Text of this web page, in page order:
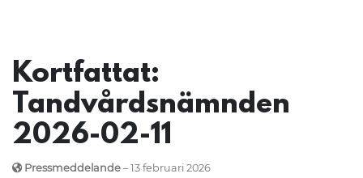
Kortfattat:
Tandvårdsnämnden
2026-02-11
Pressmeddelande – 13 februari 2026